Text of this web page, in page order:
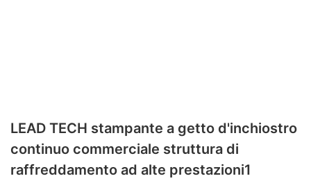
LEAD TECH stampante a getto d'inchiostro
continuo commerciale struttura di
raffreddamento ad alte prestazioni1